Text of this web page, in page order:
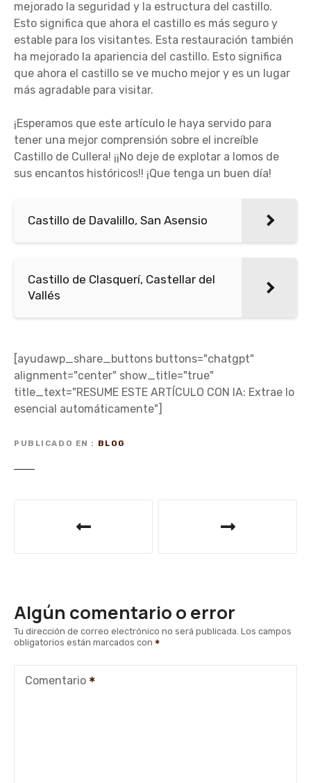
mejorado la seguridad y la estructura del castillo.
Esto significa que ahora el castillo es más seguro y
estable para los visitantes. Esta restauración también
ha mejorado la apariencia del castillo. Esto significa
que ahora el castillo se ve mucho mejor y es un lugar
más agradable para visitar.
¡Esperamos que este artículo le haya servido para
tener una mejor comprensión sobre el increíble
Castillo de Cullera! ¡¡No deje de explotar a lomos de
sus encantos históricos!! ¡Que tenga un buen día!
Castillo de Davalillo, San Asensio
Castillo de Clasquerí, Castellar del
Vallés
[ayudawp_share_buttons buttons="chatgpt"
alignment="center" show_title="true"
title_text="RESUME ESTE ARTÍCULO CON IA: Extrae lo
esencial automáticamente"]
PUBLICADO EN BLOG
g
a
Algún comentario o error
Tu dirección de correo electrónico no será publicada. Los campos
obligatorios están marcados con
Comentario